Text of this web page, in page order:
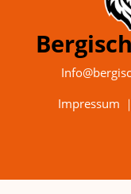
Impressum ｜